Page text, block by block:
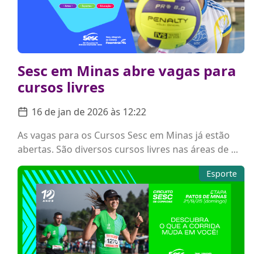
Sesc em Minas abre vagas para
cursos livres
16 de jan de 2026 às 12:22
As vagas para os Cursos Sesc em Minas já estão
abertas. São diversos cursos livres nas áreas de ...
Esporte